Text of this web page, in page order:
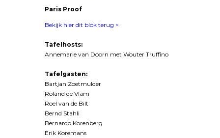
Paris Proof
Bekijk hier dit blok terug >
Tafelhosts:
Annemarie van Doorn met Wouter Truffino
Tafelgasten:
Bartjan Zoetmulder
Roland de Vlam
Roel van de Bilt
Bernd Stahli
Bernardo Korenberg
Erik Koremans